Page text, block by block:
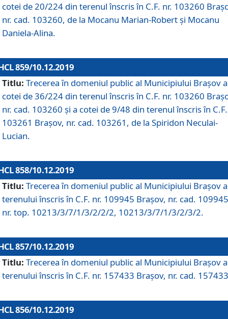
cotei de 20/224 din terenul înscris în C.F. nr. 103260
nr. cad. 103260, de la Mocanu Marian-Robert și Mocanu
Daniela-Alina.
859/10.12.2019
Titlu: Trecerea în domeniul public al Municipiului Braşov a
cotei de 36/224 din terenul înscris în C.F. nr. 103260
nr. cad. 103260 și a cotei de 9/48 din terenul înscris în
103261 Brașov, nr. cad. 103261, de la Spiridon Neculai-
Lucian.
858/10.12.2019
Titlu: Trecerea în domeniul public al Municipiului Braşov a
terenului înscris în C.F. nr. 109945 Brașov, nr. cad.
nr. top. 10213/3/7/1/3/2/2/2, 10213/3/7/1/3/2/3/2.
857/10.12.2019
Titlu: Trecerea în domeniul public al Municipiului Braşov a
terenului înscris în C.F. nr. 157433 Brașov, nr. cad.
856/10.12.2019